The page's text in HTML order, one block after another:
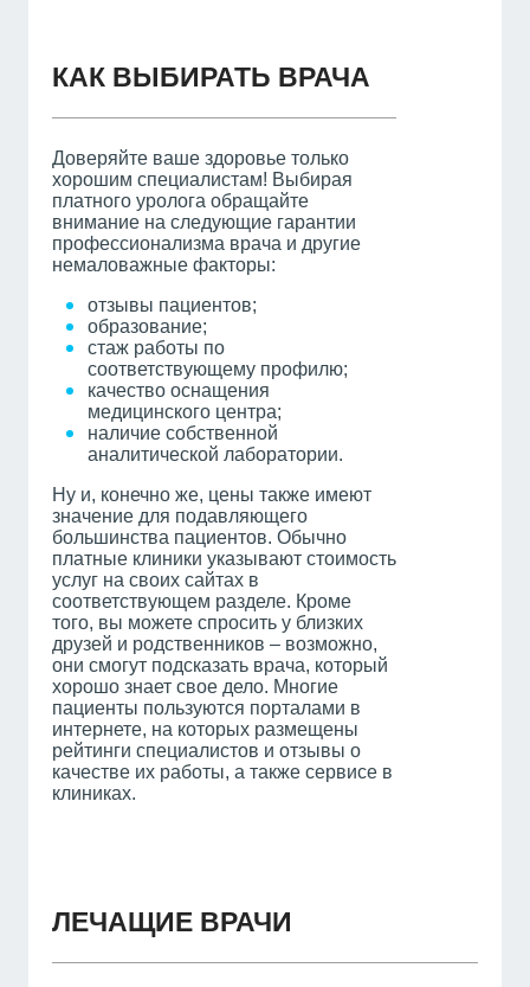
КАК ВЫБИРАТЬ ВРАЧА
Доверяйте ваше здоровье только
хорошим специалистам! Выбирая
платного уролога обращайте
внимание на следующие гарантии
профессионализма врача и другие
немаловажные факторы:
отзывы пациентов;
образование;
стаж работы по
соответствующему профилю;
качество оснащения
медицинского центра;
наличие собственной
аналитической лаборатории.
Ну и, конечно же, цены также имеют
значение для подавляющего
большинства пациентов. Обычно
платные клиники указывают стоимость
услуг на своих сайтах в
соответствующем разделе. Кроме
того, вы можете спросить у близких
друзей и родственников – возможно,
они смогут подсказать врача, который
хорошо знает свое дело. Многие
пациенты пользуются порталами в
интернете, на которых размещены
рейтинги специалистов и отзывы о
качестве их работы, а также сервисе в
клиниках.
ЛЕЧАЩИЕ ВРАЧИ